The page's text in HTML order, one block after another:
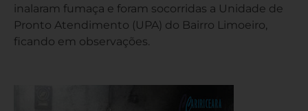
inalaram fumaça e foram socorridas a Unidade de
Pronto Atendimento (UPA) do Bairro Limoeiro,
ficando em observações.